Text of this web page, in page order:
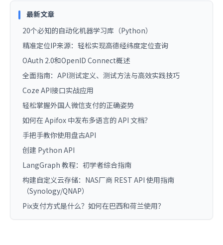
最新文章
20个必知的自动化机器学习库（Python）
精准定位IP来源：轻松实现高德经纬度定位查询
OAuth 2.0和OpenID Connect概述
全面指南：API测试定义、测试方法与高效实践技巧
Coze API接口实战应用
轻松掌握外国人微信支付的正确姿势
如何在 Apifox 中发布多语言的 API 文档？
手把手教你使用盘古API
创建 Python API
LangGraph 教程：初学者综合指南
构建自定义云存储：NAS厂商 REST API 使用指南
（Synology/QNAP）
Pix支付方式是什么？如何在巴西和荷兰使用？